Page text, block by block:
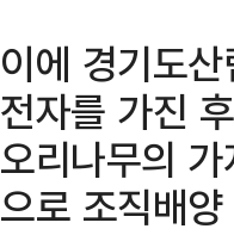
이에 경기도
전자를 가진
오리나무의
으로 조직배